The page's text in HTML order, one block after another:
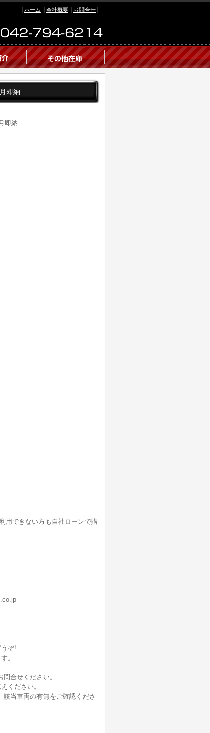
ホーム 会社概要 お問合せ
即納
即納
用できない方も自社ローンで購
ぞ!
。
合せください。
ください。
当車両の有無をご確認くださ